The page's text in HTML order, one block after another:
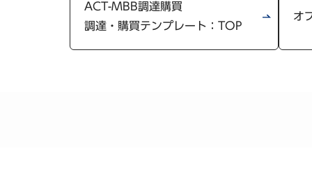
ACT-MBB調達購買
調達・購買テンプレート：TOP
オ